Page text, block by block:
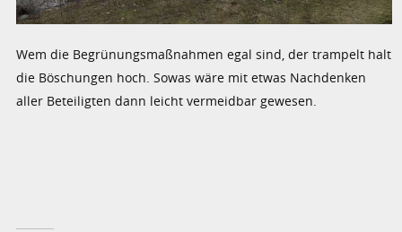
Wem die Begrünungsmaßnahmen egal sind, der trampelt halt
die Böschungen hoch. Sowas wäre mit etwas Nachdenken
aller Beteiligten dann leicht vermeidbar gewesen.